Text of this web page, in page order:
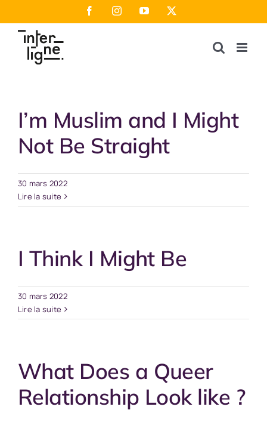
au
contenu
FacebookInstagramYouTube
I’m Muslim and I Might
Not Be Straight
30 mars 2022
Lire la suite
I Think I Might Be
30 mars 2022
Lire la suite
What Does a Queer
Relationship Look like ?